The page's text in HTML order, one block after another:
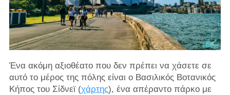
Ένα ακόμη αξιοθέατο που δεν πρέπει να χάσετε σε
αυτό το μέρος της πόλης είναι ο Βασιλικός Βοτανικός
Κήπος του Σίδνεϊ (χάρτης), ένα απέραντο πάρκο με